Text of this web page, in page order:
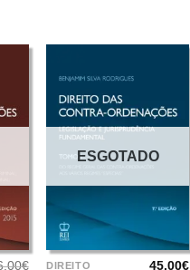
€
+
ESGOTADO
DIREITO 45.00€